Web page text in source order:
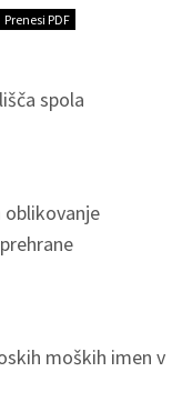
Prenesi PDF
spola
moških imen v